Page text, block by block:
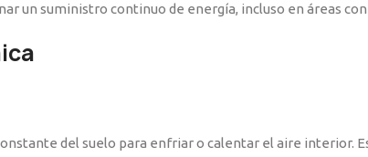
un suministro continuo de energía, incluso en áreas
del suelo para enfriar o calentar el aire interior.